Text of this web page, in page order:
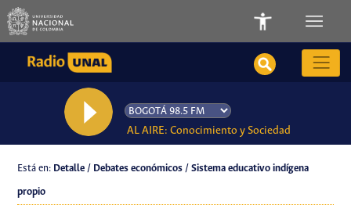
AL AIRE: Conocimiento y Sociedad
Está en: Detalle / Debates económicos / Sistema educativo indígena
propio